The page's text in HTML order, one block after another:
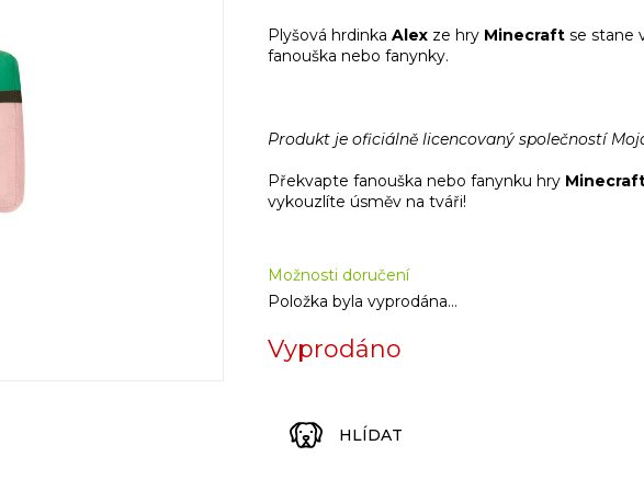
cena:
Vyprodáno
Možnosti doručení
Položka byla vyprodána…
Plyšová hrdinka Alex ze hry Minecraft se stane
fanouška nebo fanynky.
Produkt je oficiálně licencovaný společností
Překvapte fanouška nebo fanynku hry
vykouzlíte úsměv na tváři!
HLÍDAT